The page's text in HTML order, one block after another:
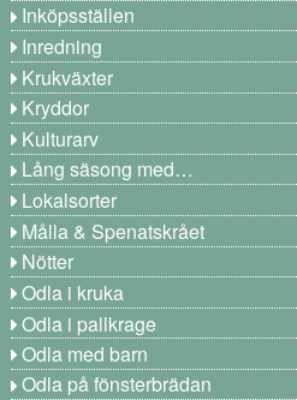
Inköpsställen
Inredning
Krukväxter
Kryddor
Kulturarv
Lång säsong med…
Lokalsorter
Målla & Spenatskrået
Nötter
Odla i kruka
Odla i pallkrage
Odla med barn
Odla på fönsterbrädan